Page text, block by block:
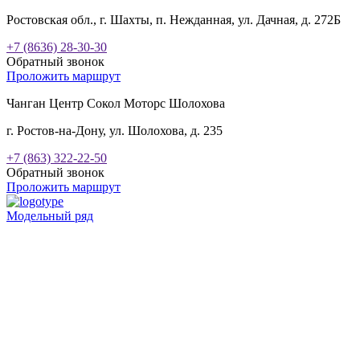
Ростовская обл., г. Шахты, п. Нежданная, ул. Дачная, д. 272Б
+7 (8636) 28-30-30
Обратный звонок
Проложить маршрут
Чанган Центр Сокол Моторс Шолохова
г. Ростов-на-Дону, ул. Шолохова, д. 235
+7 (863) 322-22-50
Обратный звонок
Проложить маршрут
Модельный ряд